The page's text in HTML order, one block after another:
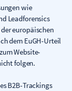
wie
Leadforensics
europäischen
dem EuGH-Urteil
Website-
folgen.
B2B-Trackings